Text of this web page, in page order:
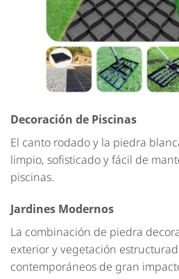
Decoración de Piscinas
El canto rodado y la piedra
limpio, sofisticado y fácil de
piscinas.
Jardines Modernos
La combinación de piedra
exterior y vegetación
contemporáneos de gran